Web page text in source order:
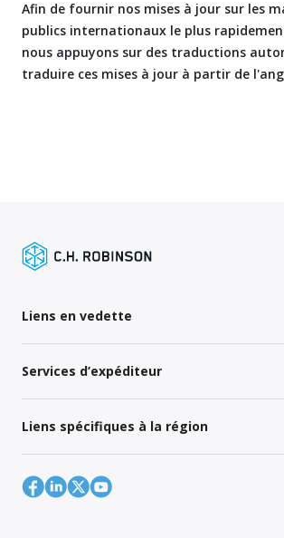
Afin de fournir nos mises à jour sur les
publics internationaux le plus
nous appuyons sur des traductions
traduire ces mises à jour à partir de
Liens en vedette
Services d’expéditeur
Liens spécifiques à la région